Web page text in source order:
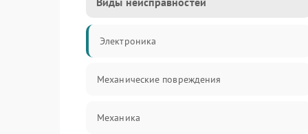
Электроника
Механические повреждения
Механика